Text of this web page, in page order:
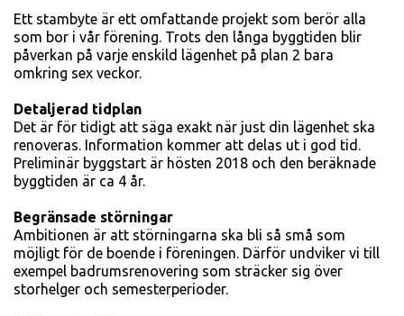
Ett stambyte är ett omfattande projekt som berör alla
som bor i vår förening. Trots den långa byggtiden blir
påverkan på varje enskild lägenhet på plan 2 bara
omkring sex veckor.
Detaljerad tidplan
Det är för tidigt att säga exakt när just din lägenhet ska
renoveras. Information kommer att delas ut i god tid.
Preliminär byggstart är hösten 2018 och den beräknade
byggtiden är ca 4 år.
Begränsade störningar
Ambitionen är att störningarna ska bli så små som
möjligt för de boende i föreningen. Därför undviker vi till
exempel badrumsrenovering som sträcker sig över
storhelger och semesterperioder.